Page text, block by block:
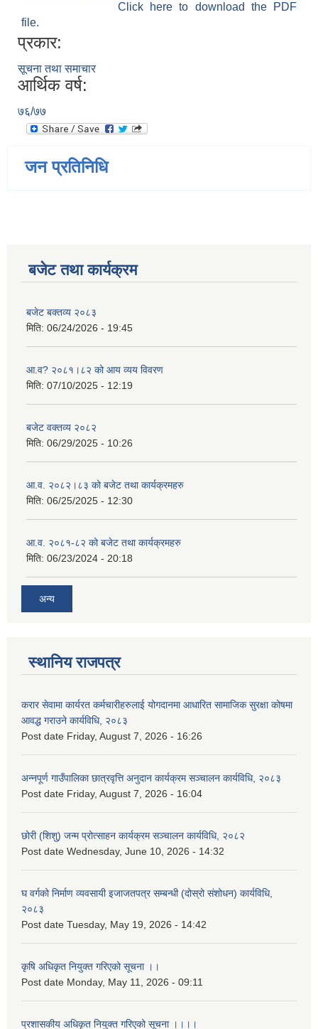
Click here to download the PDF
file.
प्रकार:
सूचना तथा समाचार
आर्थिक वर्ष:
७६/७७
जन प्रतिनिधि
बजेट तथा कार्यक्रम
बजेट बक्तव्य २०८३
मिति: 06/24/2026 - 19:45
आ.व? २०८१।८२ को आय व्यय विवरण
मिति: 07/10/2025 - 12:19
बजेट वक्तव्य २०८२
मिति: 06/29/2025 - 10:26
आ.व. २०८२।८३ को बजेट तथा कार्यक्रमहरु
मिति: 06/25/2025 - 12:30
आ.व. २०८१-८२ को बजेट तथा कार्यक्रमहरु
मिति: 06/23/2024 - 20:18
अन्य
स्थानिय राजपत्र
करार सेवामा कार्यरत कर्मचारीहरुलाई योगदानमा आधारित सामाजिक सुरक्षा कोषमा
आवद्ध गराउने कार्यविधि, २०८३
Post date Friday, August 7, 2026 - 16:26
अन्नपूर्ण गाउँपालिका छात्रवृत्ति अनुदान कार्यक्रम सञ्चालन कार्यविधि, २०८३
Post date Friday, August 7, 2026 - 16:04
छोरी (शिशु) जन्म प्रोत्साहन कार्यक्रम सञ्चालन कार्यविधि, २०८२
Post date Wednesday, June 10, 2026 - 14:32
घ वर्गको निर्माण व्यवसायी इजाजतपत्र सम्बन्धी (दोस्रो संशोधन) कार्यविधि,
२०८३
Post date Tuesday, May 19, 2026 - 14:42
कृषि अधिकृत नियुक्त गरिएको सूचना ।।
Post date Monday, May 11, 2026 - 09:11
प्रशासकीय अधिकृत नियुक्त गरिएको सूचना ।।।।